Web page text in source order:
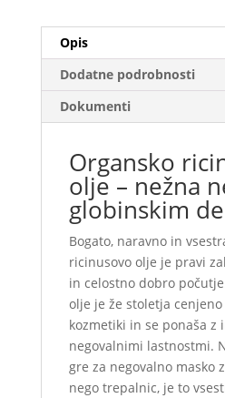
Opis
Dodatne podrobnosti
Dokumenti
Organsko
olje – nežna
globinskim
Bogato, naravno in
ricinusovo olje je pravi
in celostno dobro
olje je že stoletja
kozmetiki in se ponaša z
negovalnimi lastnostmi.
gre za negovalno masko
nego trepalnic, je to